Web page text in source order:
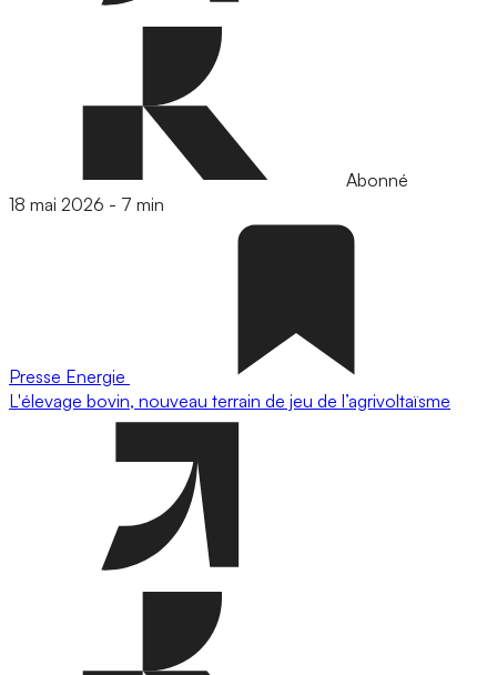
Abonné
18 mai 2026 - 7 min
Presse Energie
L'élevage bovin, nouveau terrain de jeu de l’agrivoltaïsme